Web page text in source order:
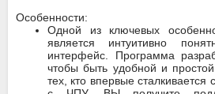
Особенности:
Одной из ключевых
является интуитивно
интерфейс. Программа
чтобы быть удобной и
тех, кто впервые сталкивается